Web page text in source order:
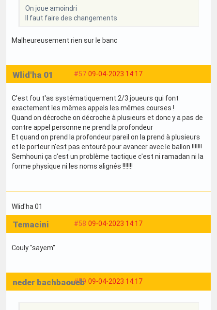
On joue amoindri
Il faut faire des changements
Malheureusement rien sur le banc
#57 09-04-2023 14:17
Wlid'ha 01
C'est fou t'as systématiquement 2/3 joueurs qui font
exactement les mêmes appels les mêmes courses !
Quand on décroche on décroche à plusieurs et donc y a pas de
contre appel personne ne prend la profondeur
Et quand on prend la profondeur pareil on la prend à plusieurs
et le porteur n'est pas entouré pour avancer avec le ballon !!!!!!!
Semhouni ça c'est un problème tactique c'est ni ramadan ni la
forme physique ni les noms alignés !!!!!!!
Wlid'ha 01
#58 09-04-2023 14:17
Temacini
Couly "sayem"
#59 09-04-2023 14:17
neder bachbaoueb